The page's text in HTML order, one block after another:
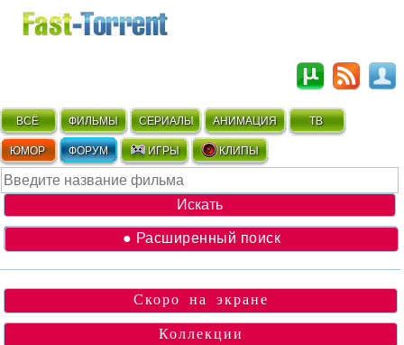
ВСЁ ФИЛЬМЫ СЕРИАЛЫ АНИМАЦИЯ ТВ
ЮМОР ФОРУМ ИГРЫ КЛИПЫ
● Расширенный поиск
Скоро на экране
Коллекции